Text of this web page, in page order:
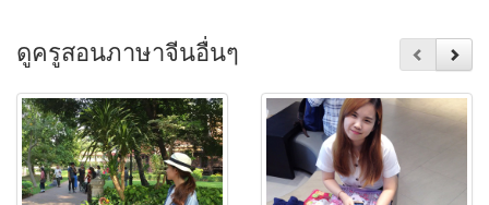
ดูครูสอนภาษาจีนอื่นๆ